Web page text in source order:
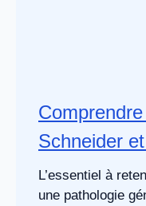
Schneider
L’essentiel à
une pathologie